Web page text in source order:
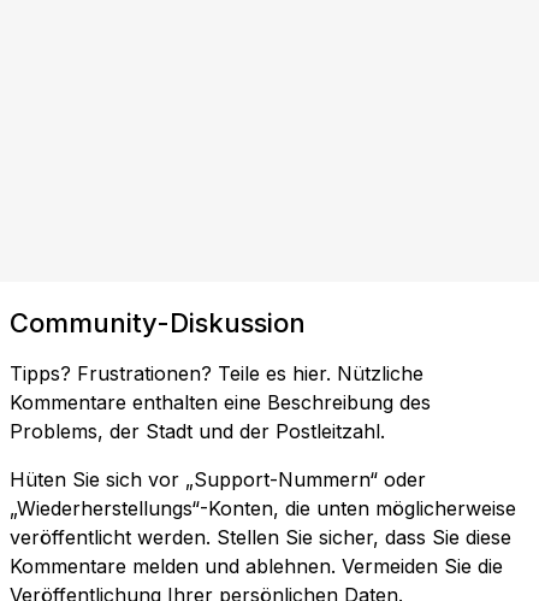
Community-Diskussion
Tipps? Frustrationen? Teile es hier. Nützliche
Kommentare enthalten eine Beschreibung des
Problems, der Stadt und der Postleitzahl.
Hüten Sie sich vor „Support-Nummern“ oder
„Wiederherstellungs“-Konten, die unten möglicherweise
veröffentlicht werden. Stellen Sie sicher, dass Sie diese
Kommentare melden und ablehnen. Vermeiden Sie die
Veröffentlichung Ihrer persönlichen Daten.